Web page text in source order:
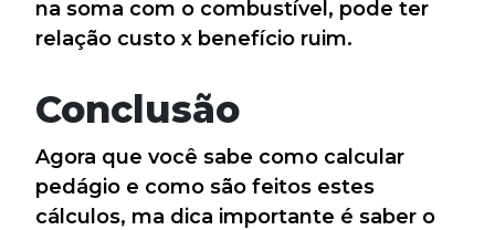
na soma com o combustível, pode ter
relação custo x benefício ruim.
Conclusão
Agora que você sabe como calcular
pedágio e como são feitos estes
cálculos, ma dica importante é saber o